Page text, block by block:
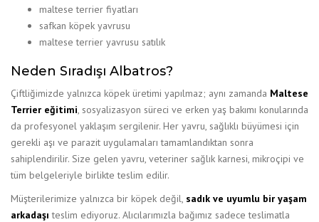
maltese terrier fiyatları
safkan köpek yavrusu
maltese terrier yavrusu satılık
Neden Sıradışı Albatros?
Çiftliğimizde yalnızca köpek üretimi yapılmaz; aynı zamanda Maltese
Terrier eğitimi, sosyalizasyon süreci ve erken yaş bakımı konularında
da profesyonel yaklaşım sergilenir. Her yavru, sağlıklı büyümesi için
gerekli aşı ve parazit uygulamaları tamamlandıktan sonra
sahiplendirilir. Size gelen yavru, veteriner sağlık karnesi, mikroçipi ve
tüm belgeleriyle birlikte teslim edilir.
Müşterilerimize yalnızca bir köpek değil, sadık ve uyumlu bir yaşam
arkadaşı teslim ediyoruz. Alıcılarımızla bağımız sadece teslimatla